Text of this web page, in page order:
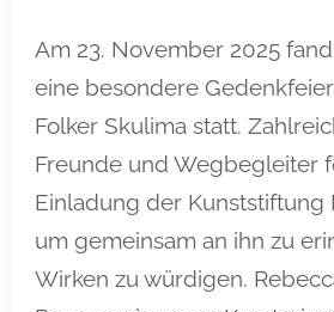
Am 23. November 2025
eine besondere
Folker Skulima statt.
Freunde und Wegbegleiter
Einladung der Kunststiftung
um gemeinsam an ihn zu
Wirken zu würdigen.